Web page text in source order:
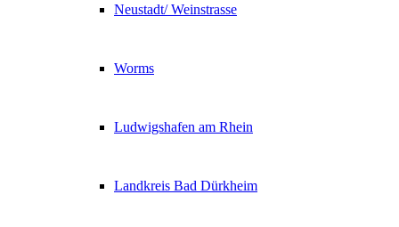
Neustadt/ Weinstrasse
Worms
Ludwigshafen am Rhein
Landkreis Bad Dürkheim